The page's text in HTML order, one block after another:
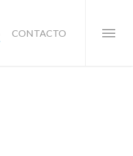
CONTACTO Menu